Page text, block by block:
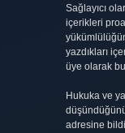
Sağlayıcı
içerikleri
yazdıkları
üye olarak
Hukuka ve
adresine